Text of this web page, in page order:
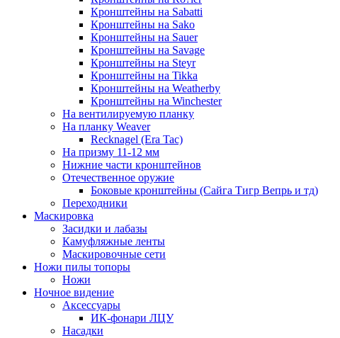
Кронштейны на Sabatti
Кронштейны на Sako
Кронштейны на Sauer
Кронштейны на Savage
Кронштейны на Steyr
Кронштейны на Tikka
Кронштейны на Weatherby
Кронштейны на Winchester
На вентилируемую планку
На планку Weaver
Recknagel (Era Tac)
На призму 11-12 мм
Нижние части кронштейнов
Отечественное оружие
Боковые кронштейны (Сайга Тигр Вепрь и тд)
Переходники
Маскировка
Засидки и лабазы
Камуфляжные ленты
Маскировочные сети
Ножи пилы топоры
Ножи
Ночное видение
Аксессуары
ИК-фонари ЛЦУ
Насадки